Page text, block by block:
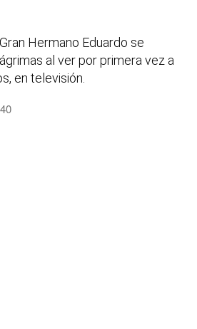
Hermano Eduardo se
al ver por primera vez a
en televisión.